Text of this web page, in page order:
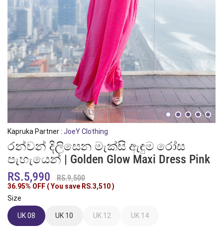
Kapruka Partner : JoeY Clothing
රන්වන් දිලිසෙන මැක්සි ඇඳුම රෝස
පැහැයෙන් | Golden Glow Maxi Dress Pink
RS.5,990
RS.9,500
36.95% OFF ( You save RS.3,510)
Size
UK 08 UK 10 UK 12 UK 14